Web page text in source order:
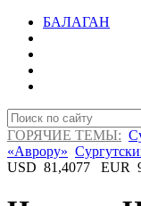
БАЛАГАН
ГОРЯЧИЕ ТЕМЫ:
«Аврору»
USD 81,4077 EUR